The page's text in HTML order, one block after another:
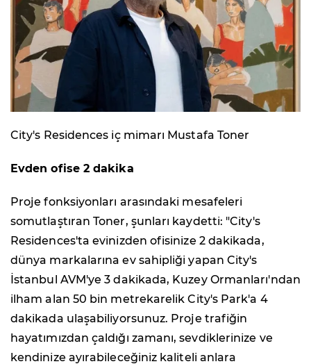
City's Residences iç mimarı Mustafa Toner
Evden ofise 2 dakika
Proje fonksiyonları arasındaki mesafeleri
somutlaştıran Toner, şunları kaydetti: "City's
Residences'ta evinizden ofisinize 2 dakikada,
dünya markalarına ev sahipliği yapan City's
İstanbul AVM'ye 3 dakikada, Kuzey Ormanları'ndan
ilham alan 50 bin metrekarelik City's Park'a 4
dakikada ulaşabiliyorsunuz. Proje trafiğin
hayatımızdan çaldığı zamanı, sevdiklerinize ve
kendinize ayırabileceğiniz kaliteli anlara